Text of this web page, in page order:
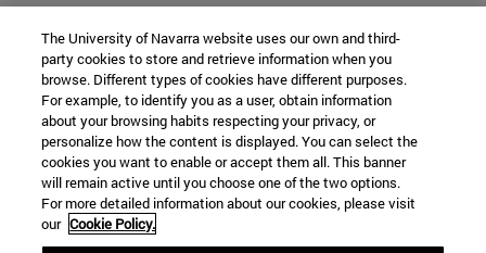
The University of Navarra website uses our own and third-
party cookies to store and retrieve information when you
browse. Different types of cookies have different purposes.
For example, to identify you as a user, obtain information
about your browsing habits respecting your privacy, or
personalize how the content is displayed. You can select the
cookies you want to enable or accept them all. This banner
will remain active until you choose one of the two options.
For more detailed information about our cookies, please visit
our Cookie Policy.